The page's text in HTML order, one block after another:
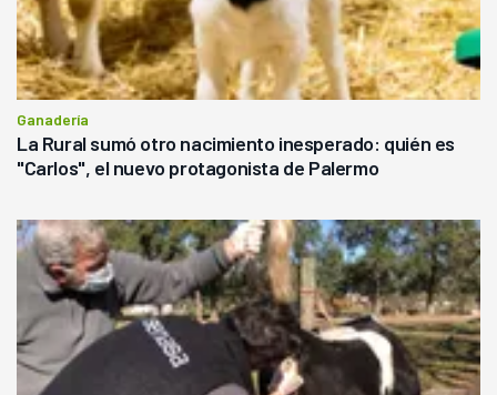
Ganadería
La Rural sumó otro nacimiento inesperado: quién es
"Carlos", el nuevo protagonista de Palermo